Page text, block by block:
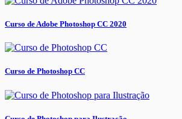
Curso de Adobe Photoshop CC 2020
Curso de Photoshop CC